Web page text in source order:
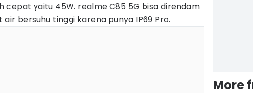
cepat yaitu 45W. realme C85 5G bisa direndam
bersuhu tinggi karena punya IP69 Pro.
More